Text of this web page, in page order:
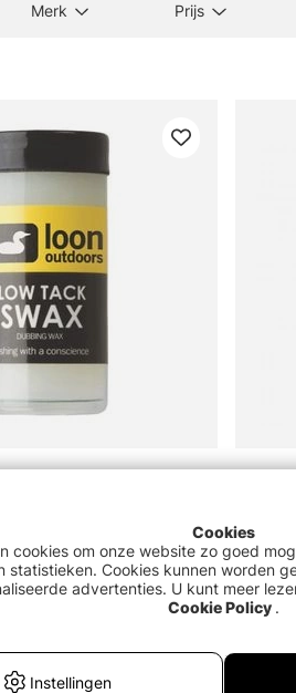
Merk Prijs
Cookies
cookies om onze website zo goed
statistieken. Cookies kunnen worden
advertenties. U kunt meer
Cookie Policy .
Instellingen